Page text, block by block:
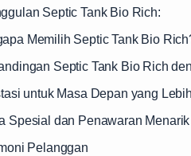
Septic Tank Bio Rich:
Memilih Septic Tank Bio
Septic Tank Bio Rich
untuk Masa Depan yang
Spesial dan Penawaran Menarik
Pelanggan